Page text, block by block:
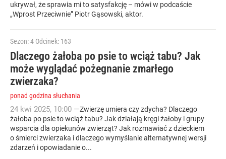
ukrywał, że sprawia mi to satysfakcję – mówi w podcaście
„Wprost Przeciwnie” Piotr Gąsowski, aktor.
Sezon: 4 Odcinek: 163
Dlaczego żałoba po psie to wciąż tabu? Jak
może wyglądać pożegnanie zmarłego
zwierzaka?
ponad godzina słuchania
24 kwi 2025, 10:00 —Zwierzę umiera czy zdycha? Dlaczego
żałoba po psie to wciąż tabu? Jak działają kręgi żałoby i grupy
wsparcia dla opiekunów zwierząt? Jak rozmawiać z dzieckiem
o śmierci zwierzaka i dlaczego wymyślanie alternatywnej wersji
zdarzeń i opowiadanie o...